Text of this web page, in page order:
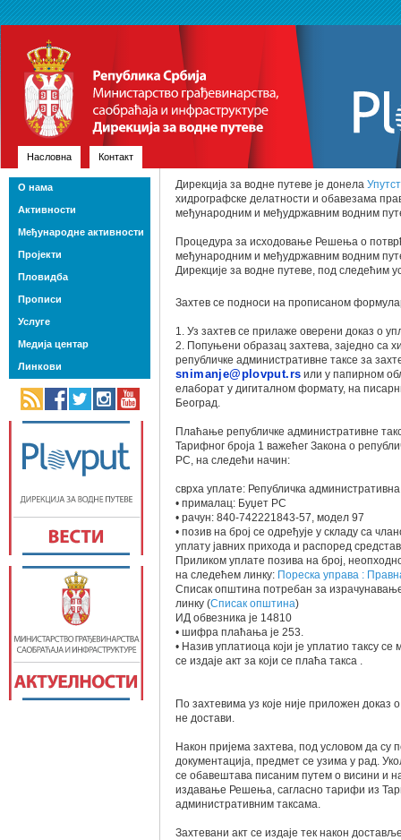
Насловна Контакт
Дирекција за водне путеве је донела
хидрографске делатности и обавезама
међународним и међудржавним водним
Процедура за исходовање Решења о
међународним и међудржавним водним
Дирекције за водне путеве, под следећим
Захтев се подноси на прописаном
1. Уз захтев се прилаже оверени доказ о
2. Попуњени образац захтева, заједно са
републичке административне таксе за
snimanje@plovput.rs или у папирном
елаборат у дигиталном формату, на
Београд.
Плаћање републичке административне
Тарифног броја 1 важећег Закона о
РС, на следећи начин:
сврха уплате: Републичка административна
• прималац: Буџет РС
• рачун: 840-742221843-57, модел 97
• позив на број се одређује у складу са
уплату јавних прихода и распоред
Приликом уплате позива на број,
на следећем линку: Пореска управа :
Списак општина потребан за
линку (Списак општина)
ИД обвезника је 14810
• шифра плаћања је 253.
• Назив уплатиоца који је уплатио таксу
се издаје акт за који се плаћа такса .
По захтевима уз које није приложен доказ
не достави.
Након пријема захтева, под условом да
документација, предмет се узима у рад.
се обавештава писаним путем о висини и
издавање Решења, сагласно тарифи из
административним таксама.
Захтевани акт се издаје тек након
О нама
Активности
Међународне активности
Пројекти
Пловидба
Прописи
Услуге
Медија центар
Линкови